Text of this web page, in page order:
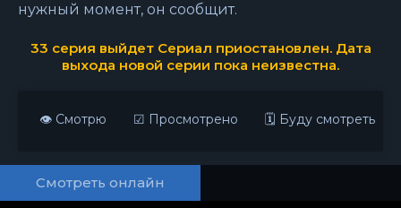
нужный момент, он сообщит.
33 серия выйдет Сериал приостановлен. Дата
выхода новой серии пока неизвестна.
👁 Смотрю ☑ Просмотрено 🗓 Буду смотреть
Смотреть онлайн